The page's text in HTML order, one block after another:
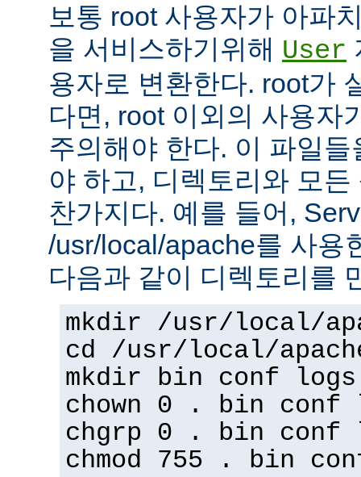
보통 root 사용자가 아파
을 서비스하기위해 User
용자로 변환한다. root가
다면, root 이외의 사용자
주의해야 한다. 이 파일
야 하고, 디렉토리와 모
찬가지다. 예를 들어,
/usr/local/apache를 사용
다음과 같이 디렉토리를
mkdir /usr/local/
cd /usr/local/
mkdir bin conf logs
chown 0 . bin conf
chgrp 0 . bin conf
chmod 755 . bin